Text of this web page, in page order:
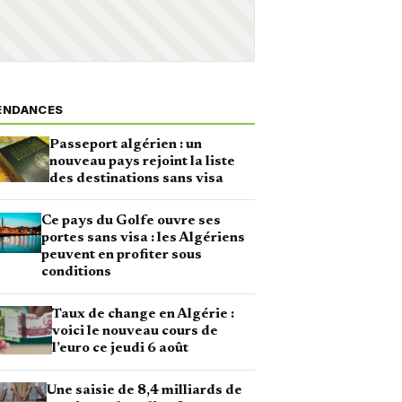
Passeport algérien : un
nouveau pays rejoint la liste
des destinations sans visa
Ce pays du Golfe ouvre ses
portes sans visa : les Algériens
peuvent en profiter sous
conditions
Taux de change en Algérie :
voici le nouveau cours de
l’euro ce jeudi 6 août
Une saisie de 8,4 milliards de